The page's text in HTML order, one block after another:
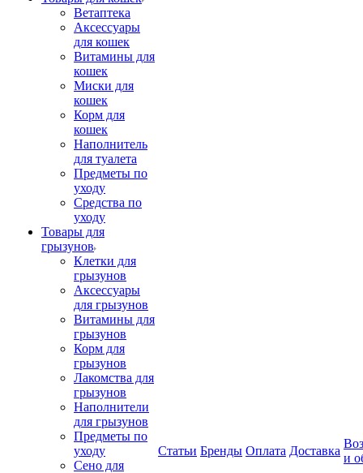
Ветаптека
Аксессуары
для кошек
Витамины для
кошек
Миски для
кошек
Корм для
кошек
Наполнитель
для туалета
Предметы по
уходу
Средства по
уходу
Товары для
грызунов
Клетки для
грызунов
Аксессуары
для грызунов
Витамины для
грызунов
Корм для
грызунов
Лакомства для
грызунов
Наполнители
для грызунов
Предметы по
уходу
Сено для
Статьи Бренды Оплата Доставка
и